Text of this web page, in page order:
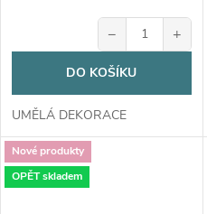
− +
DO KOŠÍKU
UMĚLÁ DEKORACE
Nové produkty
OPĚT skladem